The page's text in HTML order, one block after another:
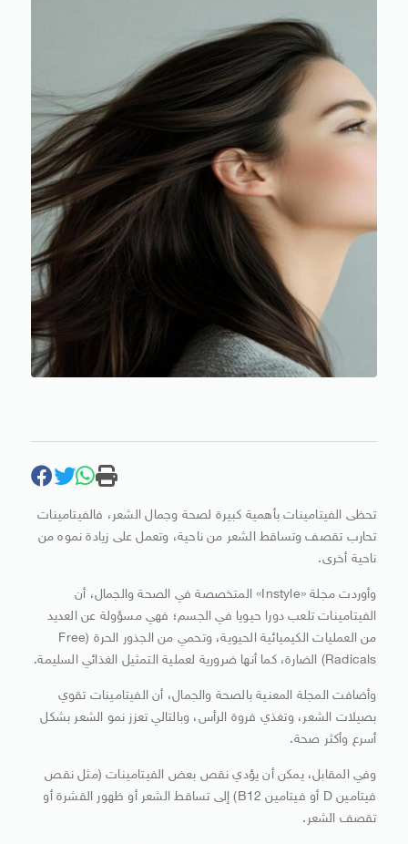
تحظى الفيتامينات بأهمية كبيرة لصحة وجمال الشعر، فالفيتامينات
تحارب تقصف وتساقط الشعر من ناحية، وتعمل على زيادة نموه من
ناحية أخرى.
وأوردت مجلة «Instyle» المتخصصة في الصحة والجمال، أن
الفيتامينات تلعب دورا حيويا في الجسم؛ فهي مسؤولة عن العديد
من العمليات الكيميائية الحيوية، وتحمي من الجذور الحرة (Free
Radicals) الضارة، كما أنها ضرورية لعملية التمثيل الغذائي السليمة.
وأضافت المجلة المعنية بالصحة والجمال، أن الفيتامينات تقوي
بصيلات الشعر، وتغذي فروة الرأس، وبالتالي تعزز نمو الشعر بشكل
أسرع وأكثر صحة.
وفي المقابل، يمكن أن يؤدي نقص بعض الفيتامينات (مثل نقص
فيتامين D أو فيتامين B12) إلى تساقط الشعر أو ظهور القشرة أو
تقصف الشعر.